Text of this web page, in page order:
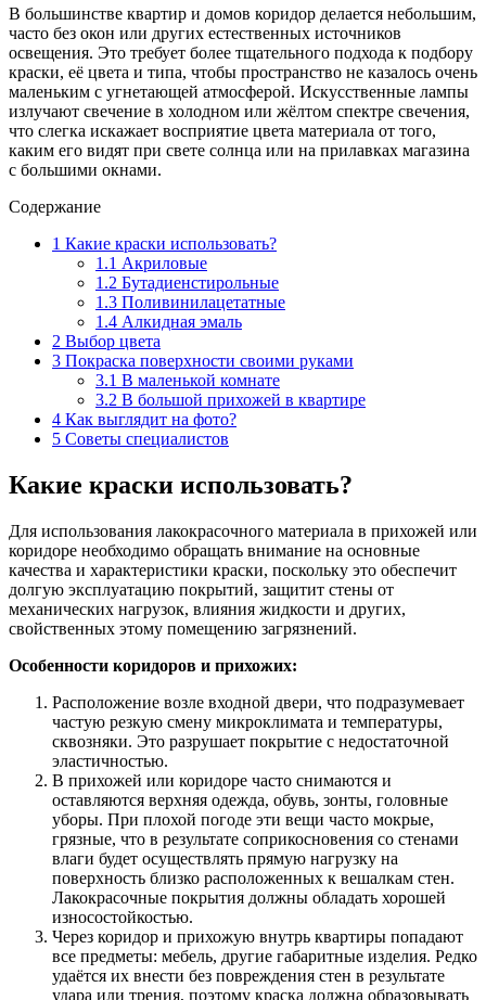
В большинстве квартир и домов коридор делается небольшим,
часто без окон или других естественных источников
освещения. Это требует более тщательного подхода к подбору
краски, её цвета и типа, чтобы пространство не казалось очень
маленьким с угнетающей атмосферой. Искусственные лампы
излучают свечение в холодном или жёлтом спектре свечения,
что слегка искажает восприятие цвета материала от того,
каким его видят при свете солнца или на прилавках магазина
с большими окнами.
Содержание
1 Какие краски использовать?
1.1 Акриловые
1.2 Бутадиенстирольные
1.3 Поливинилацетатные
1.4 Алкидная эмаль
2 Выбор цвета
3 Покраска поверхности своими руками
3.1 В маленькой комнате
3.2 В большой прихожей в квартире
4 Как выглядит на фото?
5 Советы специалистов
Какие краски использовать?
Для использования лакокрасочного материала в прихожей или
коридоре необходимо обращать внимание на основные
качества и характеристики краски, поскольку это обеспечит
долгую эксплуатацию покрытий, защитит стены от
механических нагрузок, влияния жидкости и других,
свойственных этому помещению загрязнений.
Особенности коридоров и прихожих:
Расположение возле входной двери, что подразумевает
частую резкую смену микроклимата и температуры,
сквозняки. Это разрушает покрытие с недостаточной
эластичностью.
В прихожей или коридоре часто снимаются и
оставляются верхняя одежда, обувь, зонты, головные
уборы. При плохой погоде эти вещи часто мокрые,
грязные, что в результате соприкосновения со стенами
влаги будет осуществлять прямую нагрузку на
поверхность близко расположенных к вешалкам стен.
Лакокрасочные покрытия должны обладать хорошей
износостойкостью.
Через коридор и прихожую внутрь квартиры попадают
все предметы: мебель, другие габаритные изделия. Редко
удаётся их внести без повреждения стен в результате
удара или трения, поэтому краска должна образовывать